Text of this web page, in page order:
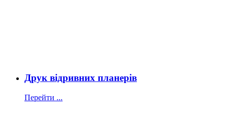
Друк відривних планерів
Перейти ...